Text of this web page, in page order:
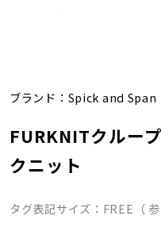
ブランド： Spick and Span
FURKNITクルー
クニット
タグ表記サイズ：FREE（ 参